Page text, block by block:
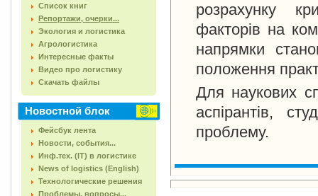
Список книг
Репортажи, очерки...
Экология и логистика
Агрологистика
Интересные факты
Видео про логистику
Скачать файлы
Новостной блок
Фейсбук лента
Новости, события...
Инф.тех. (IT) в логистике
News of logistics (English)
Технологические решения
Проблемы, вопросы...
розрахунку
факторів на
напрямки
положення
Для наукових
аспірантів,
проблему.